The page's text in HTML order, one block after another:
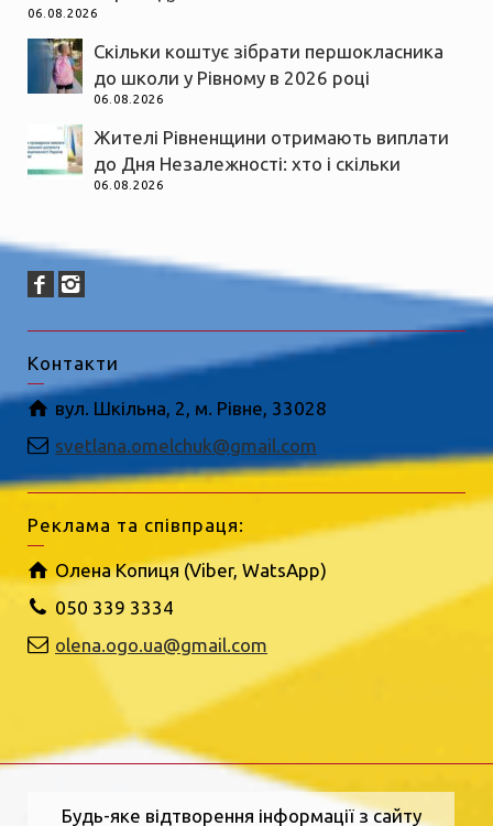
06.08.2026
Скільки коштує зібрати першокласника
до школи у Рівному в 2026 році
06.08.2026
Жителі Рівненщини отримають виплати
до Дня Незалежності: хто і скільки
06.08.2026
Контакти
вул. Шкільна, 2, м. Рівне, 33028
svetlana.omelchuk@gmail.com
Реклама та співпраця:
Олена Копиця (Viber, WatsApp)
050 339 3334
olena.ogo.ua@gmail.com
Будь-яке відтворення інформації з сайту